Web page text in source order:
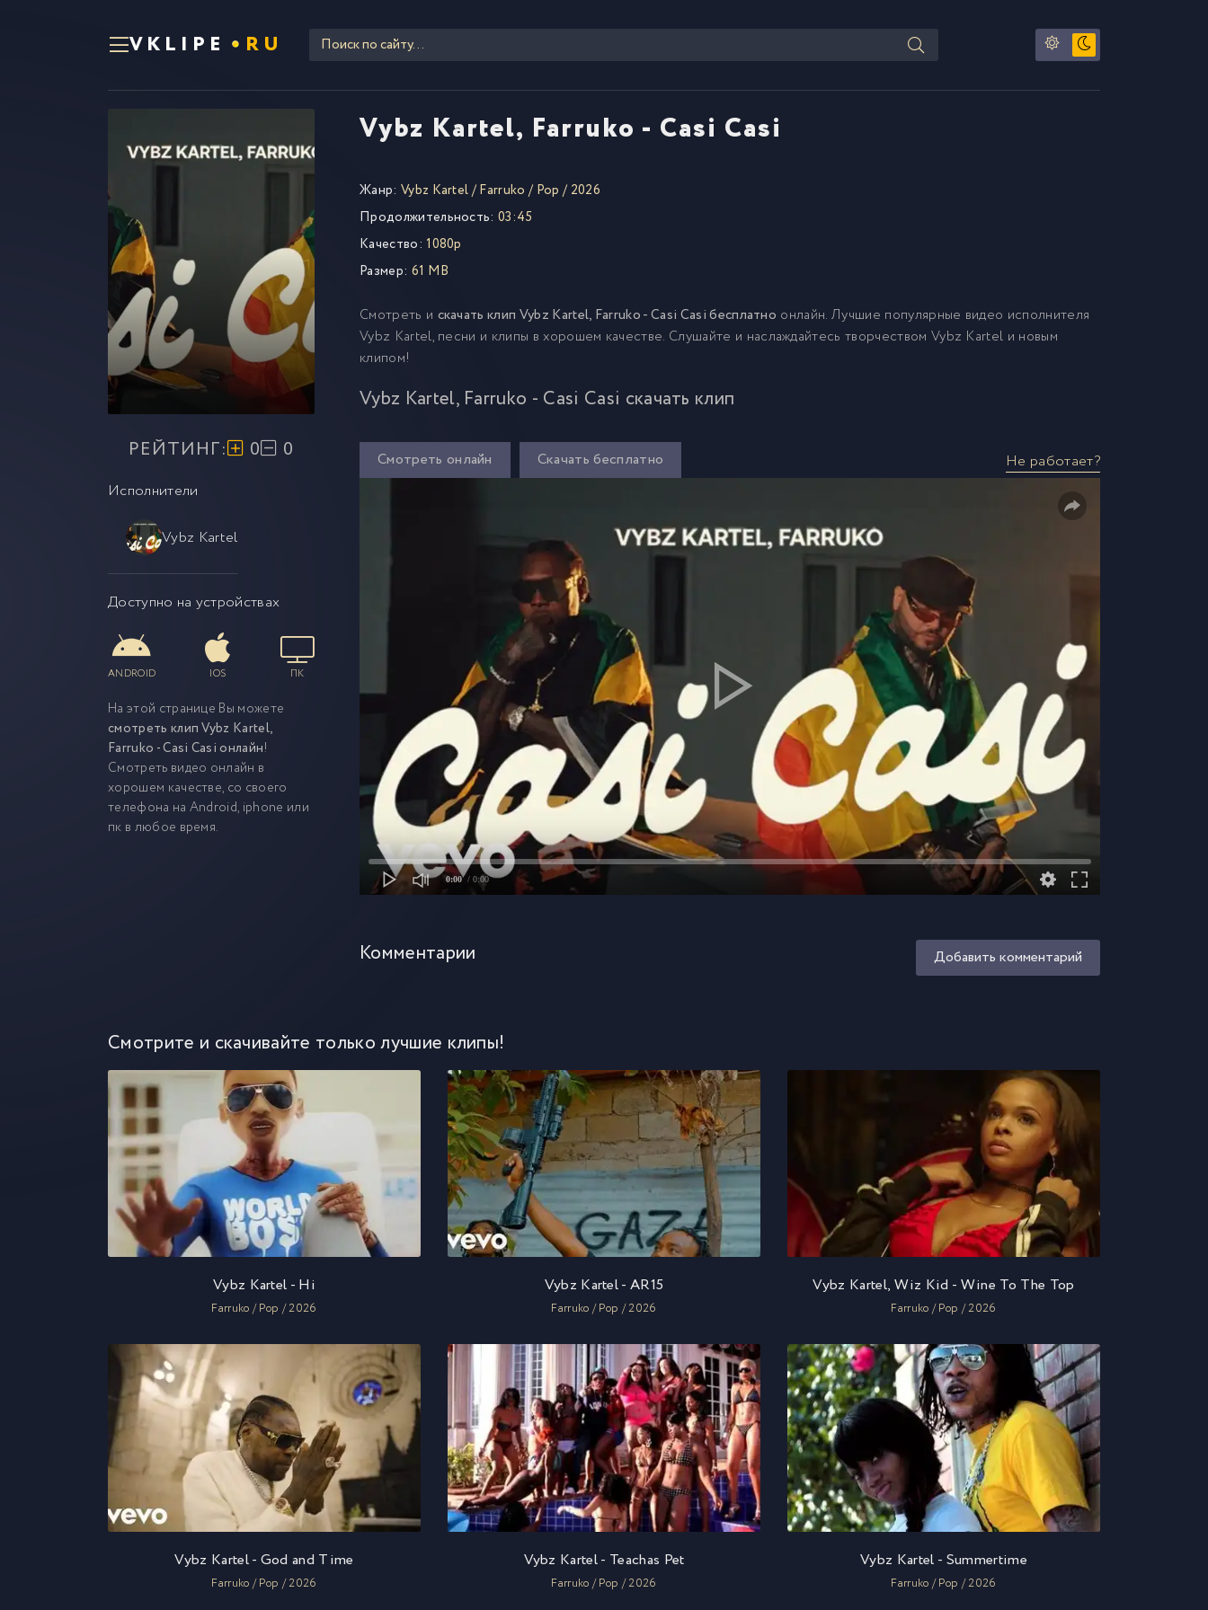
VKLIPE RU
Vybz Kartel, Farruko - Casi Casi
РЕЙТИНГ: 0 0
Исполнители
Vybz Kartel
Доступно на устройствах
ANDROID IOS ПК
На этой странице Вы можете
смотреть клип Vybz Kartel,
Farruko - Casi Casi онлайн!
Смотреть видео онлайн в
хорошем качестве, со своего
телефона на Android, iphone или
пк в любое время.
Жанр: Vybz Kartel/Farruko / Pop / 2026
Продолжительность: 03:45
Качество: 1080p
Размер: 61 MB
Смотреть и скачать клип Vybz Kartel, Farruko - Casi Casi бесплатно онлайн. Лучшие популярные видео исполнителя
Vybz Kartel, песни и клипы в хорошем качестве. Слушайте и наслаждайтесь творчеством Vybz Kartel и новым
клипом!
Vybz Kartel, Farruko - Casi Casi скачать клип
Смотреть онлайн Скачать бесплатно Не работает?
0:00 / 0:00
Комментарии Добавить комментарий
Смотрите и скачивайте только лучшие клипы!
Vybz Kartel - Hi
Farruko / Pop / 2026
Vybz Kartel - AR15
Farruko / Pop / 2026
Vybz Kartel, Wiz Kid - Wine To The Top
Farruko / Pop / 2026
Vybz Kartel - God and Time
Farruko / Pop / 2026
Vybz Kartel - Teachas Pet
Farruko / Pop / 2026
Vybz Kartel - Summertime
Farruko / Pop / 2026